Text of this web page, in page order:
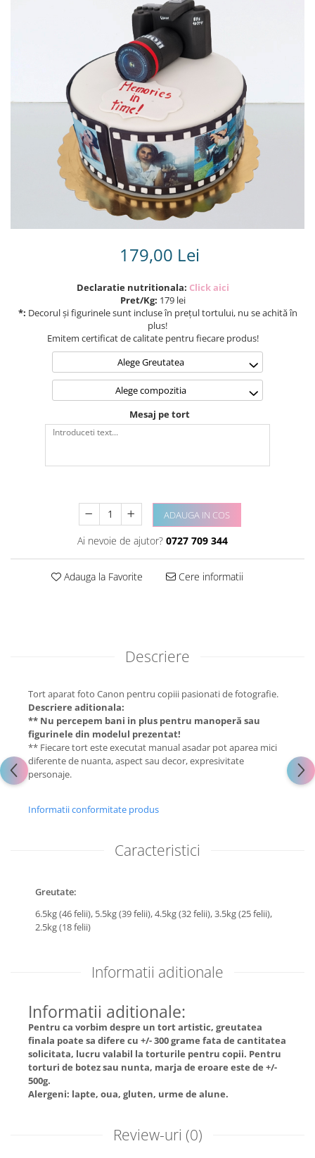
Torturi in frosting- crema pentru
Tortulețe 1.7 kg - 2 kg
179,00 Lei
Declaratie nutritionala: Click aici
Pret/Kg: 179 lei
*: Decorul și figurinele sunt incluse în prețul tortului, nu se achită în
plus!
Emitem certificat de calitate pentru fiecare produs!
Alege Greutatea
Alege compozitia
Mesaj pe tort
ADAUGA IN COS
Ai nevoie de ajutor? 0727 709 344
Adauga la Favorite Cere informatii
Descriere
Tort aparat foto Canon pentru copiii pasionati de fotografie.
Descriere aditionala:
** Nu percepem bani in plus pentru manoperă sau
figurinele din modelul prezentat!
** Fiecare tort este executat manual asadar pot aparea mici
diferente de nuanta, aspect sau decor, expresivitate
personaje.
Informatii conformitate produs
Caracteristici
Greutate:
6.5kg (46 felii), 5.5kg (39 felii),4.5kg (32 felii),3.5kg (25 felii),
2.5kg (18 felii)
Informatii aditionale
Informatii aditionale:
Pentru ca vorbim despre un tort artistic, greutatea
finala poate sa difere cu +/- 300 grame fata de cantitatea
solicitata, lucru valabil la torturile pentru copii. Pentru
torturi de botez sau nunta, marja de eroare este de +/-
500g.
Alergeni: lapte, oua, gluten, urme de alune.
Review-uri (0)